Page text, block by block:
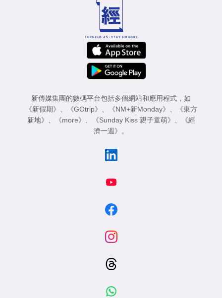
新傳媒集團的數碼平台包括多個網站和應用程式，如
《新假期》
《GOtrip》 《NM+新Monday》
《東方
新地》
《more》 《Sunday Kiss 親子童萌》
《經
濟一週》
。